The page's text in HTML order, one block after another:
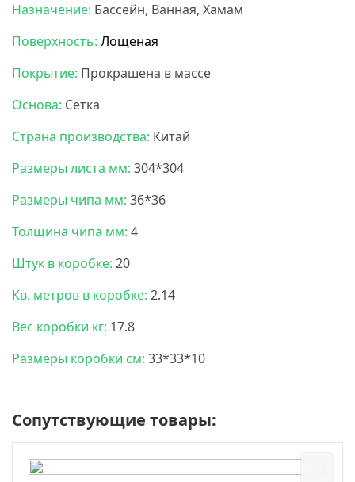
Назначение: Бассейн, Ванная, Хамам
Поверхность: Лощеная
Покрытие: Прокрашена в массе
Основа: Сетка
Страна производства: Китай
Размеры листа мм: 304*304
Размеры чипа мм: 36*36
Толщина чипа мм: 4
Штук в коробке: 20
Кв. метров в коробке: 2.14
Вес коробки кг: 17.8
Размеры коробки см: 33*33*10
Сопутствующие товары: